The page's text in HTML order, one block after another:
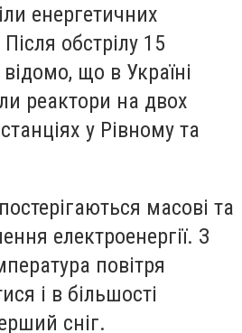
енергетичних
обстрілу 15
що в Україні
реактори на двох
у Рівному та
масові та
електроенергії. З
повітря
і в більшості
сніг.